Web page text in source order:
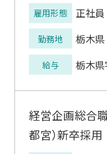
雇用形態 正社員
勤務地 栃木県
給与 栃木
経営企画総合
都宮）新卒採用